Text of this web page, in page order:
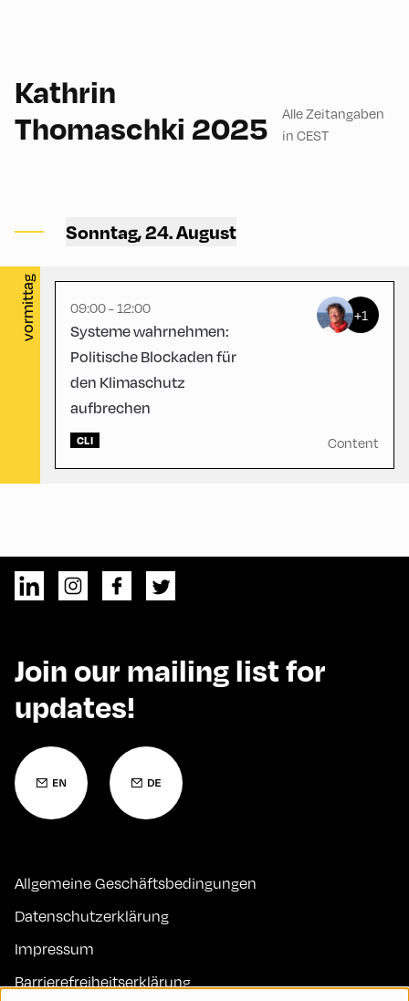
Kathrin
Thomaschki 2025
Alle Zeitangaben
in CEST
Sonntag, 24. August
vormittag
Hayek-Saal
09:00 - 12:00
Systeme wahrnehmen:
Politische Blockaden für
den Klimaschutz
aufbrechen
+1
CLI Content
Join our mailing list for
updates!
Allgemeine Geschäftsbedingungen
Datenschutzerklärung
Impressum
Barrierefreiheitserklärung